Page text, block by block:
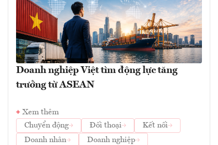
Doanh nghiệp Việt tìm động lực tăng
trưởng từ ASEAN
Xem thêm
Chuyển động
Đối thoại
Kết nối
Doanh nhân
Doanh nghiệp